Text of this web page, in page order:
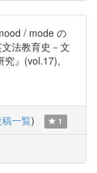
/ mode の
法教育史－文
究』(vol.17),
一覧) 1